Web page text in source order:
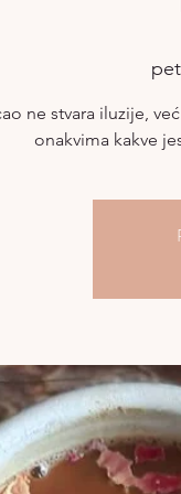
ne stvara iluzije,
onakvima kakve